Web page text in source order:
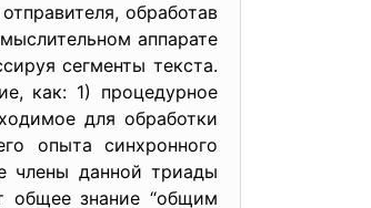
обработав
аппарате
сегменты текста.
как: 1) процедурное
для обработки
опыта синхронного
члены данной триады
общее знание “общим